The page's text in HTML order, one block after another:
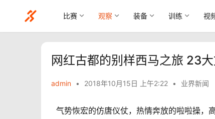
比赛 观察 装备 训练 视
网红古都的别样西马之旅 23
admin • 2018年10月15日 上午2:22 • 业界新闻
气势恢宏的仿唐仪仗，热情奔放的啦啦操，